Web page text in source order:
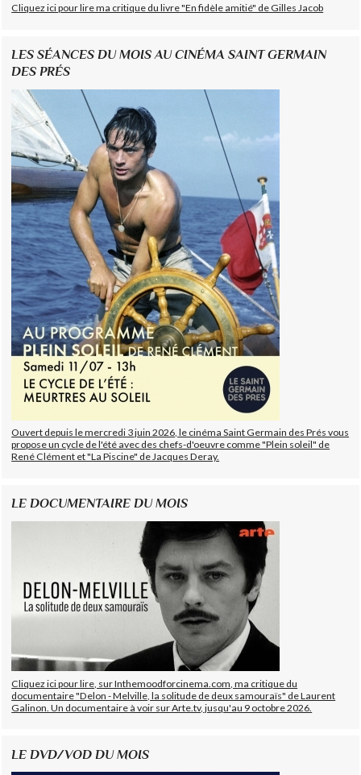
Cliquez ici pour lire ma critique du livre "En fidèle amitié" de Gilles Jacob
LES SÉANCES DU MOIS AU CINÉMA SAINT GERMAIN
DES PRÉS
Ouvert depuis le mercredi 3 juin 2026, le cinéma Saint Germain des Prés vous
propose un cycle de l'été avec des chefs-d'oeuvre comme "Plein soleil" de
René Clément et "La Piscine" de Jacques Deray.
LE DOCUMENTAIRE DU MOIS
Cliquez ici pour lire, sur Inthemoodforcinema.com, ma critique du
documentaire "Delon - Melville, la solitude de deux samouraïs" de Laurent
Galinon. Un documentaire à voir sur Arte.tv, jusqu'au 9 octobre 2026.
LE DVD/VOD DU MOIS